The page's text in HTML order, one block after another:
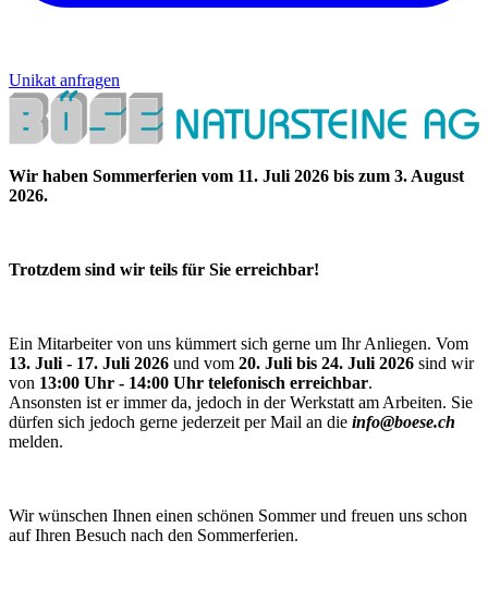
Unikat anfragen
Wir haben Sommerferien vom 11. Juli 2026 bis zum 3. August
2026.
Trotzdem sind wir teils für Sie erreichbar!
Ein Mitarbeiter von uns kümmert sich gerne um Ihr Anliegen. Vom
13. Juli - 17. Juli 2026 und vom 20. Juli bis 24. Juli 2026 sind wir
von 13:00 Uhr - 14:00 Uhr telefonisch erreichbar.
Ansonsten ist er immer da, jedoch in der Werkstatt am Arbeiten. Sie
dürfen sich jedoch gerne jederzeit per Mail an die info@boese.ch
melden.
Wir wünschen Ihnen einen schönen Sommer und freuen uns schon
auf Ihren Besuch nach den Sommerferien.